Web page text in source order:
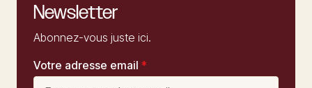
Newsletter
Abonnez-vous juste ici.
Votre adresse email *